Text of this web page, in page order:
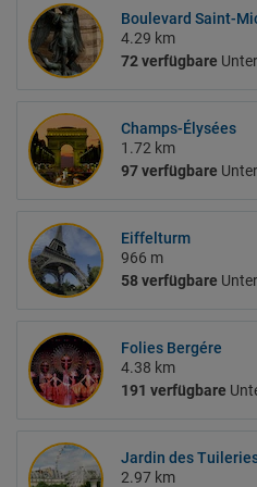
Boulevard Saint-
4.29 km
72 verfügbare
Champs-Élysées
1.72 km
97 verfügbare
Eiffelturm
966 m
58 verfügbare
Folies Bergére
4.38 km
191 verfügbare
Jardin des
2.97 km